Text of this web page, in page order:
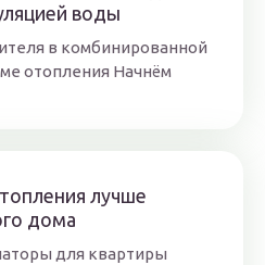
воды
в комбинированной
отопления Начнём
лучше
дома
для квартиры